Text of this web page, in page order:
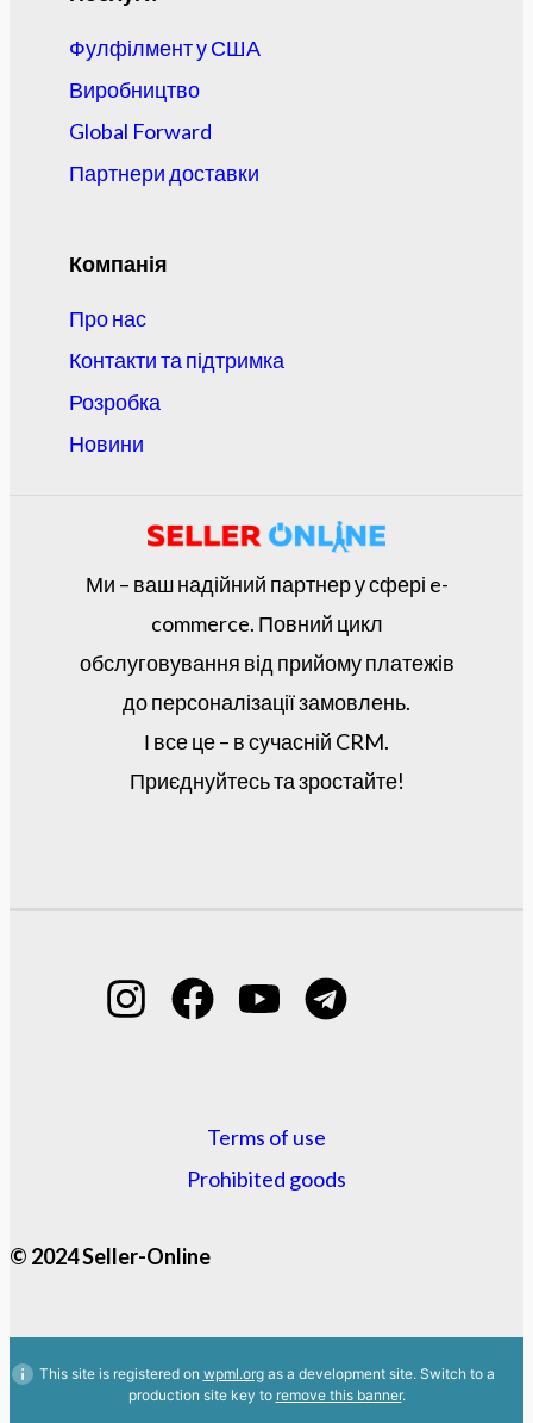
Фулфілмент у США
Виробництво
Global Forward
Партнери доставки
Компанія
Про нас
Контакти та підтримка
Розробка
Новини
Ми – ваш надійний партнер у сфері e-
commerce. Повний цикл
обслуговування від прийому платежів
до персоналізації замовлень.
І все це – в сучасній CRM.
Приєднуйтесь та зростайте!
Terms of use
Prohibited goods
© 2024 Seller-Online
This site is registered on wpml.orgas a development site. Switch to a
production site key to remove this banner.